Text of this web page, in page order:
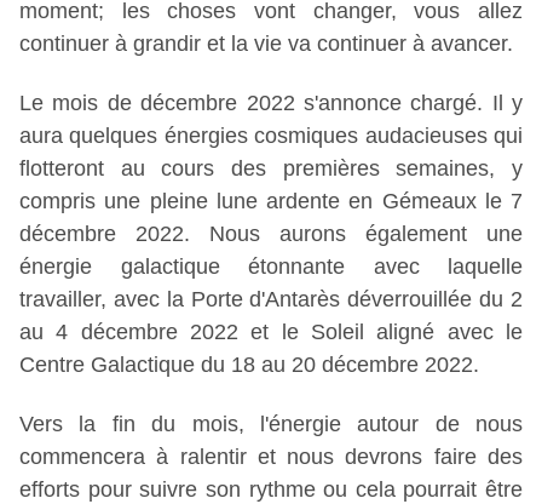
moment; les choses vont changer, vous allez
continuer à grandir et la vie va continuer à avancer.
Le mois de décembre 2022 s'annonce chargé. Il y
aura quelques énergies cosmiques audacieuses qui
flotteront au cours des premières semaines, y
compris une pleine lune ardente en Gémeaux le 7
décembre 2022. Nous aurons également une
énergie galactique étonnante avec laquelle
travailler, avec la Porte d'Antarès déverrouillée du 2
au 4 décembre 2022 et le Soleil aligné avec le
Centre Galactique du 18 au 20 décembre 2022.
Vers la fin du mois, l'énergie autour de nous
commencera à ralentir et nous devrons faire des
efforts pour suivre son rythme ou cela pourrait être